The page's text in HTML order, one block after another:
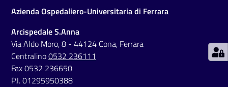
e
r
v
i
z
i
Azienda Ospedaliero-Universitaria di Ferrara
Arcispedale S.Anna
Via Aldo Moro, 8 - 44124 Cona, Ferrara
Centralino0532 236111
Fax 0532 236650
P.I. 01295950388